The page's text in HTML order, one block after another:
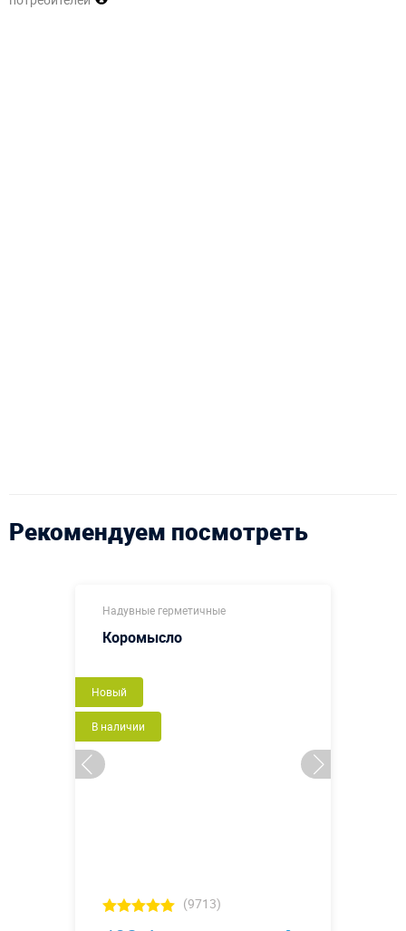
Рекомендуем посмотреть
Надувные герметичные
Коромысло
Новый
В наличии
(9713)